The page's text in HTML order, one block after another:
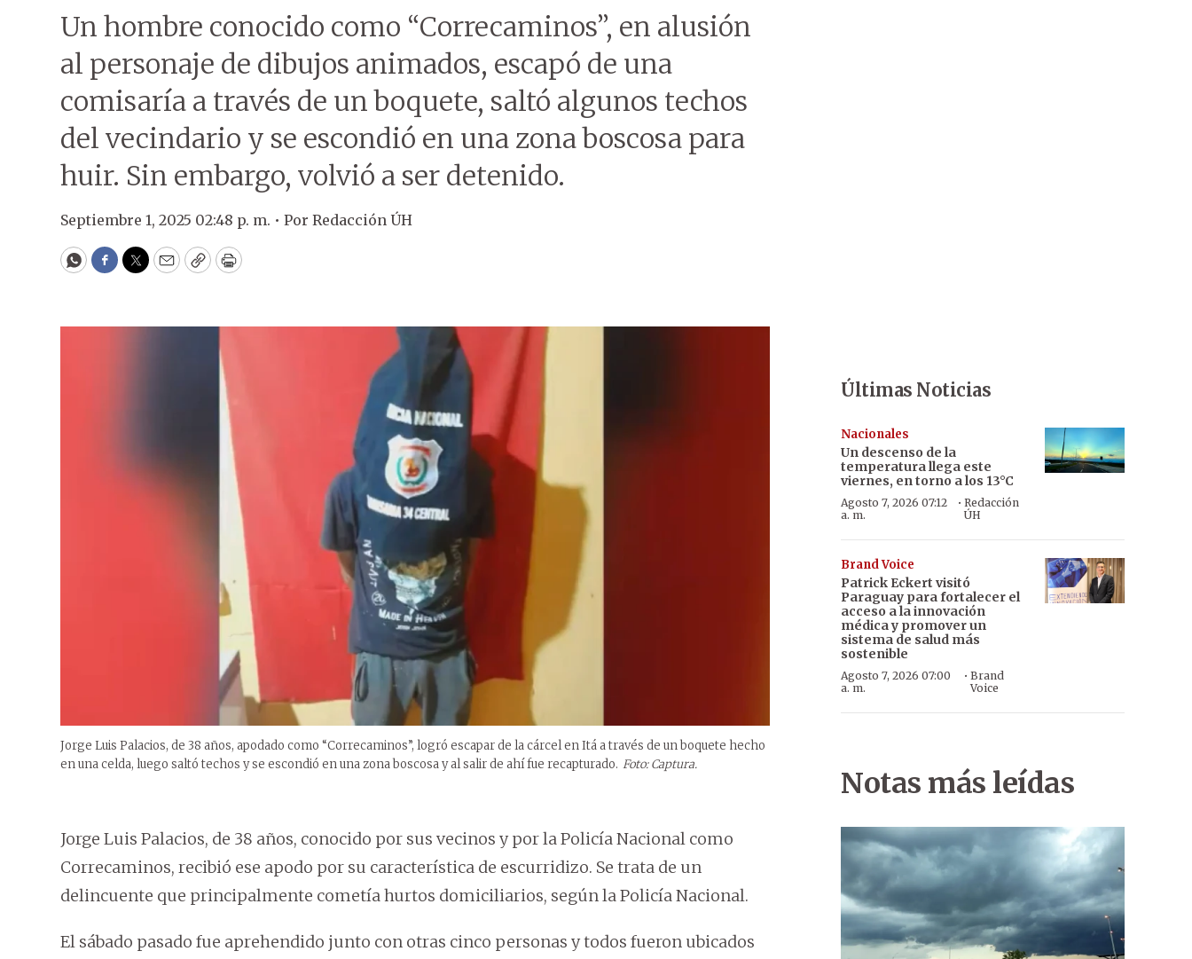
Un hombre conocido como “Correcaminos”, en alusión
al personaje de dibujos animados, escapó de una
comisaría a través de un boquete, saltó algunos techos
del vecindario y se escondió en una zona boscosa para
huir. Sin embargo, volvió a ser detenido.
Septiembre 1, 2025 02:48 p. m. • Por Redacción ÚH
WhatsApp
Facebook
Twitter
EmailCopyPrint
Jorge Luis Palacios, de 38 años, apodado como “Correcaminos”, logró escapar de la cárcel en Itá a través de un boquete hecho
en una celda, luego saltó techos y se escondió en una zona boscosa y al salir de ahí fue recapturado. Foto: Captura.
Jorge Luis Palacios, de 38 años, conocido por sus vecinos y por la Policía Nacional como
Correcaminos, recibió ese apodo por su característica de escurridizo. Se trata de un
delincuente que principalmente cometía hurtos domiciliarios, según la Policía Nacional.
El sábado pasado fue aprehendido junto con otras cinco personas y todos fueron ubicados
Últimas Noticias
Nacionales
Un descenso de la
temperatura llega este
viernes, en torno a los 13°C
Agosto 7, 2026 07:12
a. m.
· Redacción
ÚH
Brand Voice
Patrick Eckert visitó
Paraguay para fortalecer el
acceso a la innovación
médica y promover un
sistema de salud más
sostenible
Agosto 7, 2026 07:00
a. m.
· Brand
Voice
Notas más leídas